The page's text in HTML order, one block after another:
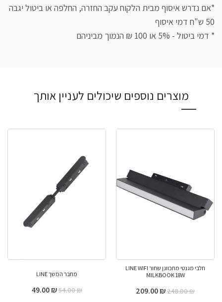
*אם נדרש איסוף מבית הלקוח עקב החזרה, החלפה או ביטול יגבה
50 ש"ח דמי איסוף
* דמי ביטול - 5% או 100 ₪ הנמוך מביניהם
מוצרים נוספים שיכולים לעניין אותך
חלבי מגנטי מתכוונן שחור LINE WIFI
MILKBOOK 18W
248.00₪
209.00₪
מחבר המשך LINE
54.00₪
49.00₪